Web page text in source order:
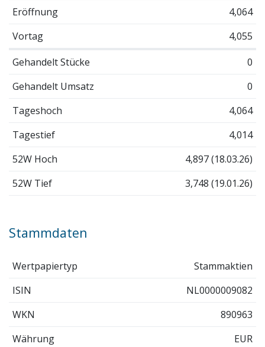
Eröffnung
4,064
Vortag
4,055
Gehandelt Stücke
0
Gehandelt Umsatz
0
Tageshoch
4,064
Tagestief
4,014
52W Hoch
4,897 (18.03.26)
52W Tief
3,748 (19.01.26)
Stammdaten
Wertpapiertyp
Stammaktien
ISIN
NL0000009082
WKN
890963
Währung
EUR